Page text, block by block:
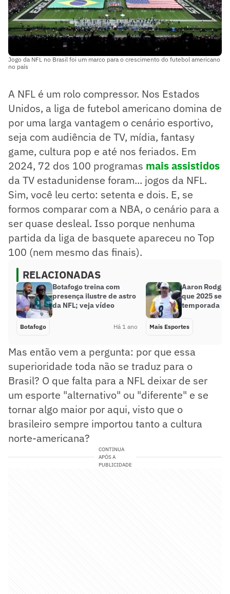
Jogo da NFL no Brasil foi um marco para o crescimento do futebol americano
no país
A NFL é um rolo compressor. Nos Estados
Unidos, a liga de futebol americano domina de
por uma larga vantagem o cenário esportivo,
seja com audiência de TV, mídia, fantasy
game, cultura pop e até nos feriados. Em
2024, 72 dos 100 programas mais assistidos
da TV estadunidense foram... jogos da NFL.
Sim, você leu certo: setenta e dois. E, se
formos comparar com a NBA, o cenário para a
ser quase desleal. Isso porque nenhuma
partida da liga de basquete apareceu no Top
100 (nem mesmo das finais).
RELACIONADAS
Botafogo treina com
presença ilustre de astro
da NFL; veja vídeo
Botafogo Há 1 ano
Aaron
que 2025
temporada na
Mais Esportes
Mas então vem a pergunta: por que essa
superioridade toda não se traduz para o
Brasil? O que falta para a NFL deixar de ser
um esporte "alternativo" ou "diferente" e se
tornar algo maior por aqui, visto que o
brasileiro sempre importou tanto a cultura
norte-americana?
CONTINUA
APÓS A
PUBLICIDADE